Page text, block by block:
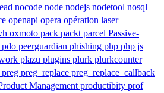
nocode node nodejs nodetool nosql
openapi opera opération laser
oxmoto pack packt parcel Passive-
pdo peerguardian phishing php php js
plazu plugins plurk plurkcounter
preg preg_replace preg_replace_callback
Management productibity prof